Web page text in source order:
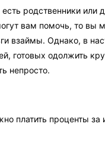
есть родственники или
вам помочь, то вы
взаймы. Однако, в
готовых одолжить
непросто.
платить проценты за